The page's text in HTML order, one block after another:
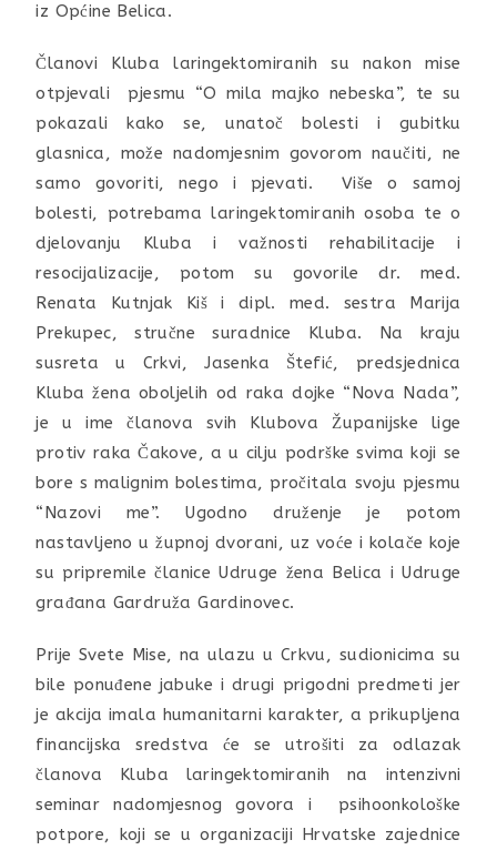
iz Općine Belica.
Članovi Kluba laringektomiranih su nakon mise
otpjevali pjesmu “O mila majko nebeska”, te su
pokazali kako se, unatoč bolesti i gubitku
glasnica, može nadomjesnim govorom naučiti, ne
samo govoriti, nego i pjevati. Više o samoj
bolesti, potrebama laringektomiranih osoba te o
djelovanju Kluba i važnosti rehabilitacije i
resocijalizacije, potom su govorile dr. med.
Renata Kutnjak Kiš i dipl. med. sestra Marija
Prekupec, stručne suradnice Kluba. Na kraju
susreta u Crkvi, Jasenka Štefić, predsjednica
Kluba žena oboljelih od raka dojke “Nova Nada”,
je u ime članova svih Klubova Županijske lige
protiv raka Čakove, a u cilju podrške svima koji se
bore s malignim bolestima, pročitala svoju pjesmu
“Nazovi me”. Ugodno druženje je potom
nastavljeno u župnoj dvorani, uz voće i kolače koje
su pripremile članice Udruge žena Belica i Udruge
građana Gardruža Gardinovec.
Prije Svete Mise, na ulazu u Crkvu, sudionicima su
bile ponuđene jabuke i drugi prigodni predmeti jer
je akcija imala humanitarni karakter, a prikupljena
financijska sredstva će se utrošiti za odlazak
članova Kluba laringektomiranih na intenzivni
seminar nadomjesnog govora i psihoonkološke
potpore, koji se u organizaciji Hrvatske zajednice